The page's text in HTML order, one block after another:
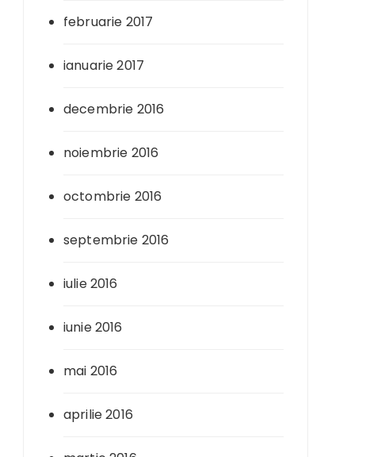
februarie 2017
ianuarie 2017
decembrie 2016
noiembrie 2016
octombrie 2016
septembrie 2016
iulie 2016
iunie 2016
mai 2016
aprilie 2016